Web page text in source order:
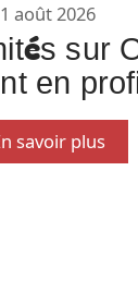
1 août 2026
sur
en
savoir plus